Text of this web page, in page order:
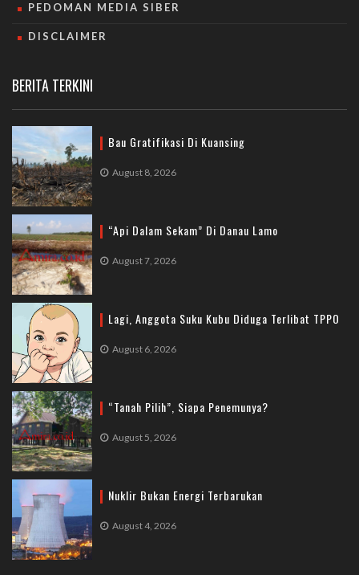
PEDOMAN MEDIA SIBER
DISCLAIMER
BERITA TERKINI
Bau Gratifikasi Di Kuansing
August 8, 2026
“Api Dalam Sekam” Di Danau Lamo
August 7, 2026
Lagi, Anggota Suku Kubu Diduga Terlibat TPPO
August 6, 2026
“Tanah Pilih”, Siapa Penemunya?
August 5, 2026
Nuklir Bukan Energi Terbarukan
August 4, 2026